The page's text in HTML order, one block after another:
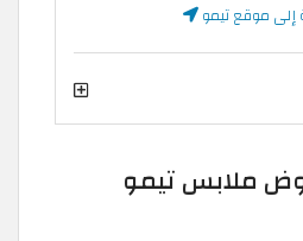
إلى موقع تيمو
ملابس تيمو